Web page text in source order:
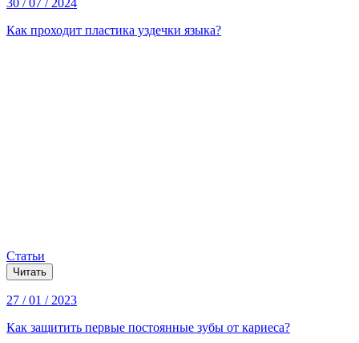
Как проходит пластика уздечки языка?
Статьи
Читать
27 / 01 / 2023
Как защитить первые постоянные зубы от кариеса?